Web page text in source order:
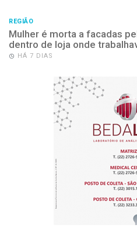
REGIÃO
Mulher é morta a facadas
dentro de loja onde
HÁ 7 DIAS